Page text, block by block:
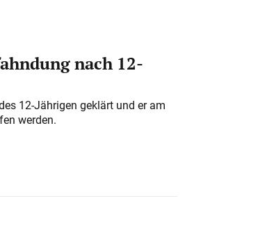
nach 12-
12-Jährigen geklärt und er am
werden.